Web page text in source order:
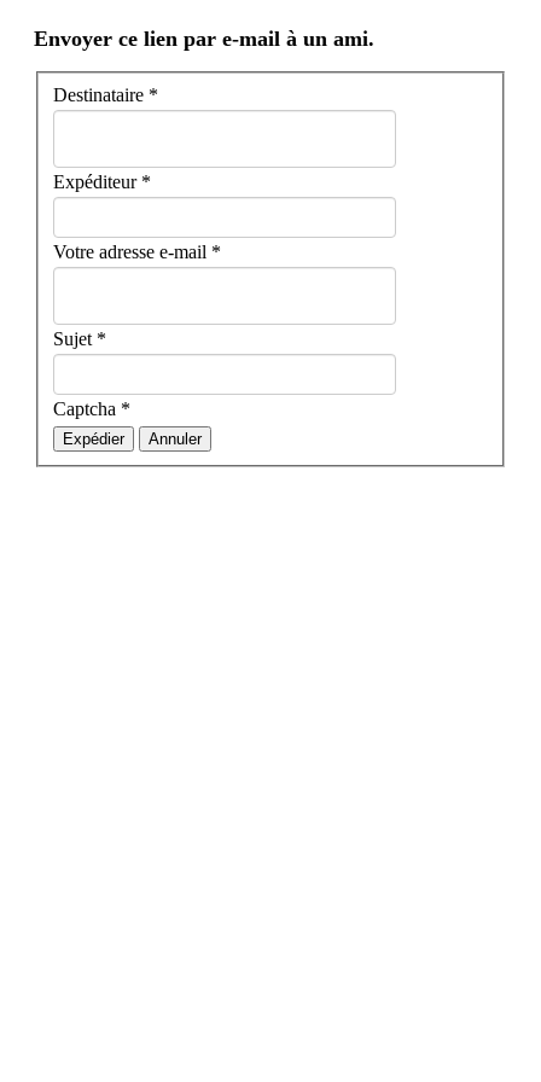
Envoyer ce lien par e-mail à un ami.
Destinataire *
Expéditeur*
Votre adresse e-mail *
Sujet *
Captcha *
Expédier Annuler